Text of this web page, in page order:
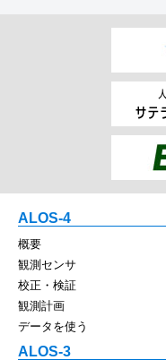
ALOS-4
概要
観測センサ
校正・検証
観測計画
データを使う
ALOS-3